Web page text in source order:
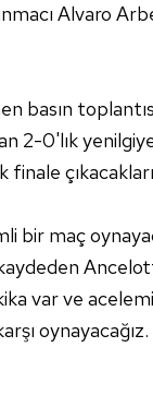
Alvaro
basın
2-0'lık
bir maç
var ve